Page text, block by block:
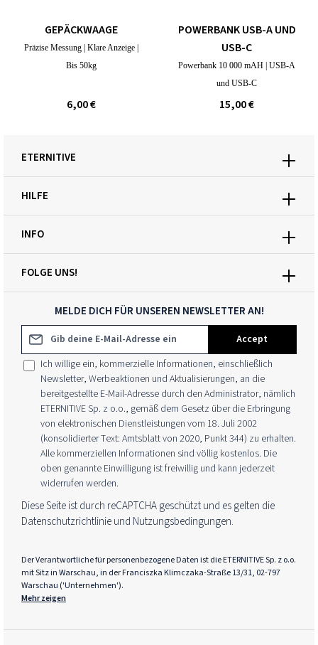
GEPÄCKWAAGE
Präzise Messung | Klare Anzeige |
Bis 50kg
6,00 €
POWERBANK USB-A UND
USB-C
Powerbank 10 000 mAH | USB-A
und USB-C
15,00 €
MELDE DICH FÜR UNSEREN NEWSLETTER AN!
E-Mail-Adresse*
Accept
Ich willige ein, kommerzielle Informationen, einschließlich
Newsletter, Werbeaktionen und Aktualisierungen, an die
bereitgestellte E-Mail-Adresse durch den Administrator, nämlich
ETERNITIVE Sp. z o.o., gemäß dem Gesetz über die Erbringung
von elektronischen Dienstleistungen vom 18. Juli 2002
(konsolidierter Text: Amtsblatt von 2020, Punkt 344) zu erhalten.
Alle kommerziellen Informationen sind völlig kostenlos. Die
oben genannte Einwilligung ist freiwillig und kann jederzeit
widerrufen werden.
Diese Seite ist durch reCAPTCHA geschützt und es gelten die
Datenschutzrichtlinieund Nutzungsbedingungen.
Der Verantwortliche für personenbezogene Daten ist die ETERNITIVE Sp. z o.o.
mit Sitz in Warschau, in der Franciszka Klimczaka-Straße 13/31, 02-797
Warschau ('Unternehmen').
Mehr zeigen
FOLGE UNS!
ETERNITIVE
HILFE
INFO